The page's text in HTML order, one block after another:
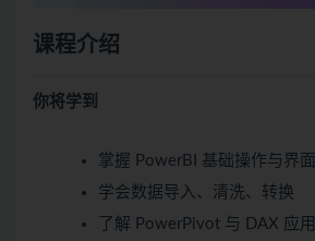
课程介绍
你将学到
掌握 PowerBI 基础操作与界面
学会数据导入、清洗、转换
了解 PowerPivot 与 DAX 应用